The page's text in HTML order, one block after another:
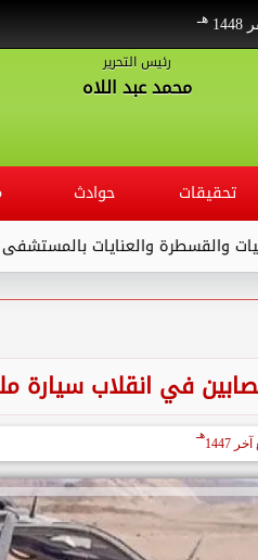
هـ
رئيس التحرير
محمد عبد اللاه
تحقيقات حوادث
والعنايات بالمستشفى ...
هـ